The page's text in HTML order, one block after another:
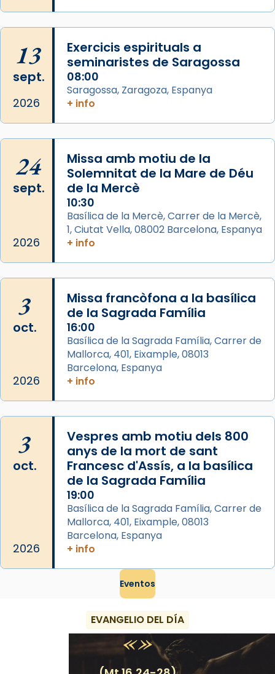
L’arquebisbe de Barcelona, el cardenal Joan
Josep Omella, ha presidit la missa i l’ha
concelebrat el bisbe auxiliar de Barcelona,
Mons. David Abadías.
📸 Dr. G. Simón
Arquebisbat de Barcelona
2 weeks ago
Memòria de les santes Juliana i
Semproniana, verges i màrtirs.
Acompanyant la història de sant Cugat, a
partir de l’Edat Mitjana sorgeix la tradició
que les santes Juliana (“relatiu a Júlia”) i
Semproniana (“relatiu a Semprònia =
eterna”) són deixebles seves. I l’any 1667, el
frare Joan Gaspar Roig, afirma en una obra
que les santes són filles de l’antiga Iluro.
Mataró en reivindicarà les relíq
Foto
13
sept.
2026
Exercicis espirituals a
seminaristes de Saragossa
08:00
Saragossa, Zaragoza, Espanya
+ info
24
sept.
2026
Missa amb motiu de la
Solemnitat de la Mare de Déu
de la Mercè
10:30
Basílica de la Mercè, Carrer de la Mercè,
1, Ciutat Vella, 08002 Barcelona, Espanya
+ info
3
oct.
2026
Missa francòfona a la basílica
de la Sagrada Família
16:00
Basílica de la Sagrada Família, Carrer de
Mallorca, 401, Eixample, 08013
Barcelona, Espanya
+ info
3
oct.
2026
Vespres amb motiu dels 800
anys de la mort de sant
Francesc d'Assís, a la basílica
de la Sagrada Família
19:00
Basílica de la Sagrada Família, Carrer de
Mallorca, 401, Eixample, 08013
Barcelona, Espanya
+ info
Eventos
EVANGELIO DEL DÍA